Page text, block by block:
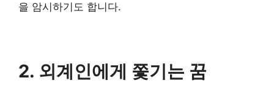
을 암시하기도 합니다.
2. 외계인에게 쫓기는 꿈